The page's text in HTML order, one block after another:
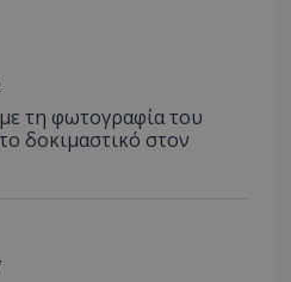
τη φωτογραφία του
δοκιμαστικό στον